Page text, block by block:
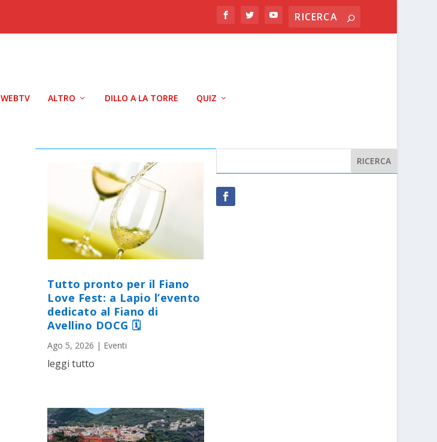
WEBTV ALTRO DILLO A LA TORRE QUIZ
Tutto pronto per il Fiano
Love Fest: a Lapio l’evento
dedicato al Fiano di
Avellino DOCG 🗓
Ago 5, 2026 | Eventi
leggi tutto